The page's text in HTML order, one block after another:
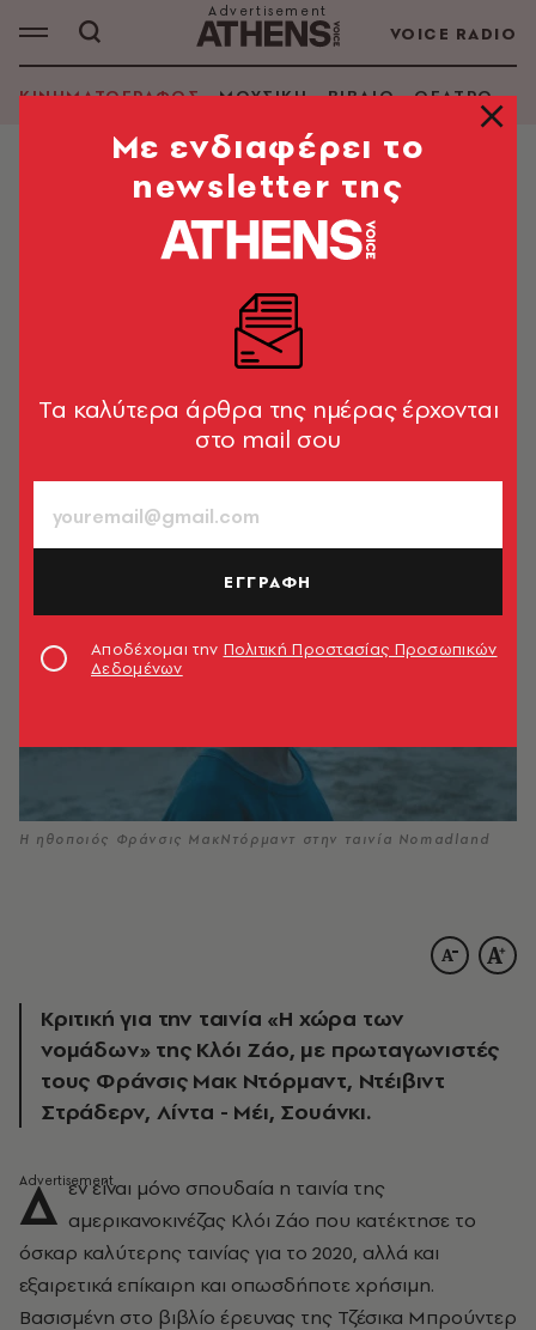
VOICE RADIO
ΚΙΝΗΜΑΤΟΓΡΑΦΟΣ ΜΟΥΣΙΚΗ ΒΙΒΛΙΟ ΘΕΑΤΡΟ -
ΚΙΝΗΜΑΤΟΓΡΑΦΟΣ
Κριτική ταινίας: Η χώρα των
νομάδων (Nomadland)
Τρία όσκαρ για τα σύγχρονα «Σταφύλια της οργής».
Μα γιατί το τραγούδι να είναι λυπητερό;
Κωνσταντίνος Καϊμάκης
Η ηθοποιός Φράνσις ΜακΝτόρμαντ στην ταινία Nomadland
Κριτική για την ταινία «Η χώρα των
νομάδων» της Κλόι Ζάο, με πρωταγωνιστές
τους Φράνσις Μακ Ντόρμαντ, Ντέιβιντ
Στράδερν, Λίντα - Μέι, Σουάνκι.
Δ εν είναι μόνο σπουδαία η ταινία της
αμερικανοκινέζας Κλόι Ζάο που κατέκτησε το
όσκαρ καλύτερης ταινίας για το 2020, αλλά και
εξαιρετικά επίκαιρη και οπωσδήποτε χρήσιμη.
Βασισμένη στο βιβλίο έρευνας της Τζέσικα Μπρούντερ
Mε ενδιαφέρει το
newsletter της
Tα καλύτερα άρθρα της ημέρας έρχονται
στο mail σου
ΕΓΓΡΑΦΗ
Αποδέχομαι την Πολιτική Προστασίας Προσωπικών
Δεδομένων